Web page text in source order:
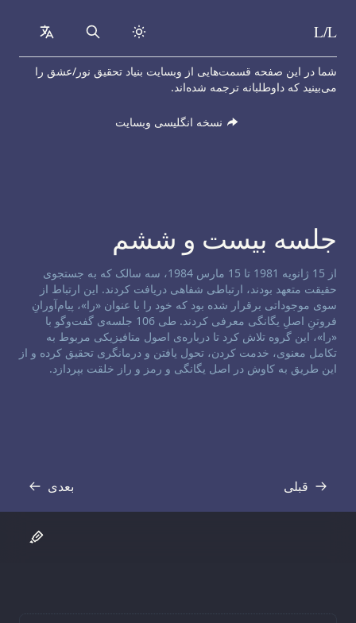
Skip to content
L/L
Search
شما در این صفحه قسمت‌هایی از وبسایت بنیاد تحقیق نور/عشق را
می‌بینید که داوطلبانه ترجمه شده‌اند.
نسخه انگلیسی وبسایت
جلسه بیست و ششم
سلب مسئولیت کانال:
از 15 ژانویه 1981 تا 15 مارس 1984، سه سالک که به جستجوی
حقیقت متعهد بودند، ارتباطی شفاهی دریافت کردند. این ارتباط از
سوی موجوداتی برقرار شده بود که خود را با عنوان «را»، پیام‌آورانِ
فروتنِ اصلِ یگانگی معرفی کردند. طی 106 جلسه‌ی گفت‌و‌گو با
«را»، این گروه تلاش کرد تا درباره‌ی اصول متافیزیکی مربوط به
تکامل معنوی، خدمت کردن، تحول یافتن و درمانگری تحقیق کرده و از
این طریق به کاوش در اصل یگانگی و رمز و راز خلقت بپردازد.
قبلی
رونوشت بعدی
رونوشت